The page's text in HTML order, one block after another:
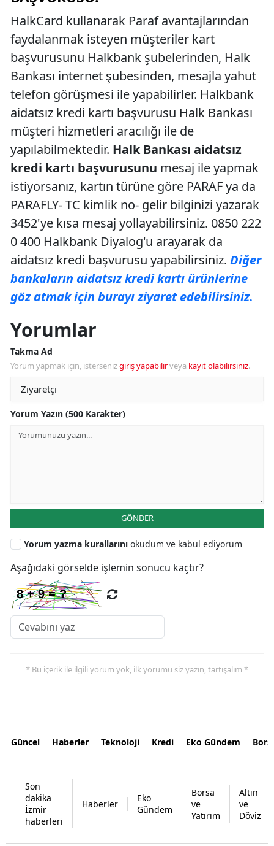
HalkCard kullanarak Paraf avantajlarından
faydalanmak isteyen müşteriler kart
başvurusunu Halkbank şubelerinden, Halk
Bankası internet şubesinden, mesajla yahut
telefon görüşmesi ile yapabilirler. Halkbank
aidatsız kredi kartı başvurusu Halk Bankası
müşteri hizmetleri aracılığı ile de
yapılabilmektedir. Halk Bankası aidatsız
kredi kartı başvurusunu mesaj ile yapmak
istiyorsanız, kartın türüne göre PARAF ya da
PARAFLY- TC kimlik no- gelir bilginizi yazarak
3452'ye kısa mesaj yollayabilirsiniz. 0850 222
0 400 Halkbank Diyalog'u arayarak da
aidatsız kredi başvurusu yapabilirsiniz. Diğer
bankaların aidatsız kredi kartı ürünlerine
göz atmak için burayı ziyaret edebilirsiniz.
Yorumlar
Takma Ad
Yorum yapmak için, istersenizgiriş yapabilirveya kayıt olabilirsiniz.
Yorum Yazın (500 Karakter)
GÖNDER
Yorum yazma kurallarını okudum ve kabul ediyorum
Aşağıdaki görselde işlemin sonucu kaçtır?
* Bu içerik ile ilgili yorum yok, ilk yorumu siz yazın, tartışalım *
Güncel Haberler Teknoloji Kredi Eko Gündem
Son
dakika
İzmir
haberleri
Haberler
Eko
Gündem
Borsa
ve
Yatırım
Altın
ve
Döviz